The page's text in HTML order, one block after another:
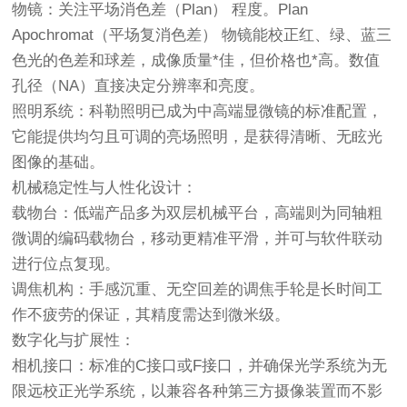
物镜 ：关注平场消色差（Plan） 程度。 Plan
Apochromat（平场复消色差）
物镜能校正红、绿、蓝三
色光的色差和球差，成像质量*佳，但价格也*高。数值
孔径（NA）直接决定分辨率和亮度。
照明系统 ：科勒照明 已成为中高端显微镜的标准配置，
它能提供均匀且可调的亮场照明，是获得清晰、无眩光
图像的基础。
机械稳定性与人性化设计 ：
载物台 ：低端产品多为双层机械平台 ，高端则为同轴粗
微调的编码载物台 ，移动更精准平滑，并可与软件联动
进行位点复现。
调焦机构 ：手感沉重、无空回差的调焦手轮是长时间工
作不疲劳的保证，其精度需达到微米级。
数字化与扩展性 ：
相机接口 ：标准的C接口或F接口 ，并确保光学系统为无
限远校正光学系统，以兼容各种第三方摄像装置而不影